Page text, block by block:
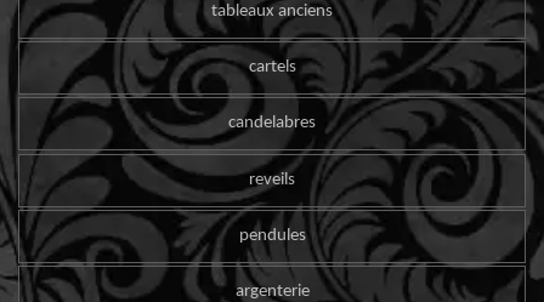
tableaux anciens
cartels
candelabres
reveils
pendules
argenterie